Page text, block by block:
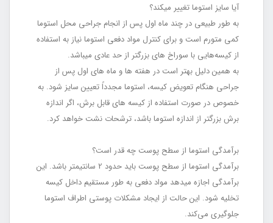
آیا سایز استوما تغییر می‏کند؟
به طور طبیعی در چند ماه اول پس از انجام جراحی محل استوما
کمی متورم است و برای کنترل مواد دفعی استوما نیاز به استفاده
از کیسه‌هایی با سوراخ ‏های بزرگ‏تر از حد عادی می‏باشد.
به همین دلیل بهتر است در هفته ‏ها و ماه‏ های اول پس از
جراحی هنگام تعویض کیسه، استوما مجدداً تعیین سایز شود. به
خصوص در صورت استفاده از کیسه‏ های قابل برش، اگر اندازه
برش بزرگ‏تر از اندازه استوما باشد، ترشحات نشت خواهد کرد.
برآمدگی استوما از سطح پوست چه قدر است؟
برآمدگی استوما از سطح پوست باید حدود 2 سانتی‏متر باشد. این
برآمدگی اجازه می‏دهد مواد دفعی به طور مستقیم داخل کیسه
تخلیه شود. این حالت از ایجاد مشکلات پوستی اطراف استوما
جلوگیری می‌کند.